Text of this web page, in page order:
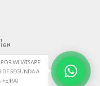
WHATSAPP
DE SEGUNDA A
FEIRA)